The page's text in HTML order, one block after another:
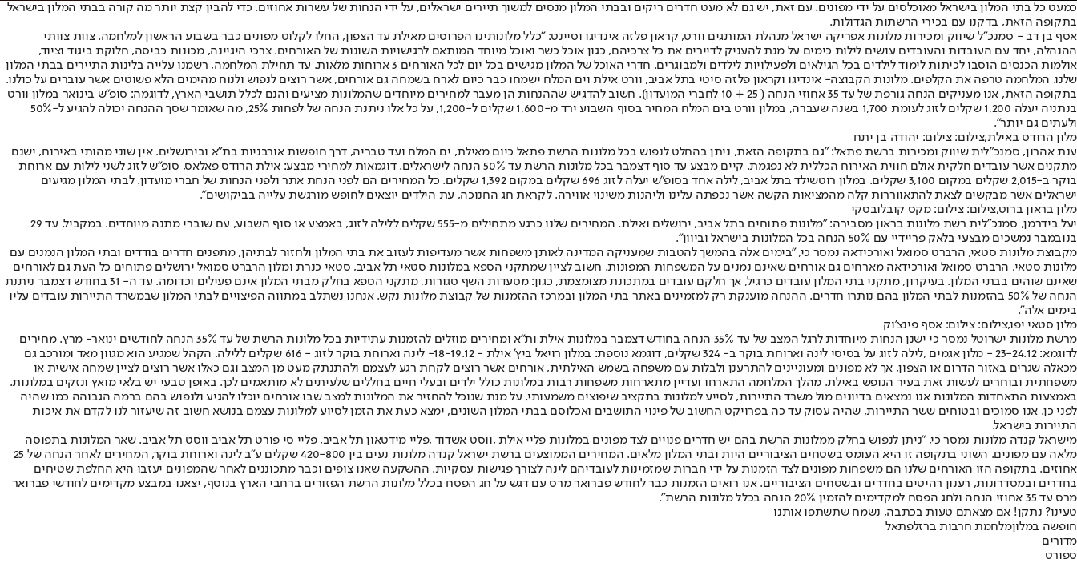
כמעט כל בתי המלון בישראל מאוכלסים על ידי מפונים. עם זאת, יש גם לא מעט חדרים ריקים ובבתי המלון מנסים למשוך תיירים ישראלים, על ידי הנחות של עשרות אחוזים. כדי להבין קצת יותר מה קורה בבתי המלון בישראל
בתקופה הזאת, בדקנו עם בכירי הרשתות הגדולות.
אסף בן דב - סמנכ"ל שיווק ומכירות מלונות אפריקה ישראל מנהלת המותגים וורט, קראון פלזה אינדיגו וסיינט: "כלל מלונותינו הפרוסים מאילת עד הצפון, החלו לקלוט מפונים כבר בשבוע הראשון למלחמה. צוות צוותי
ההנהלה, יחד עם העובדות והעובדים עושים לילות כימים על מנת להעניק לדיירים את כל צרכיהם, כגון אוכל כשר ואוכל מיוחד המותאם לרגישויות השונות של האורחים. צרכי היגיינה, מכונות כביסה, חלוקת ביגוד וציוד,
אולמות הכנסים הוסבו לכיתות לימוד לילדים בכל הגילאים ולפעילויות לילדים ולמבוגרים. חדרי האוכל של המלון מגישים בכל יום לכל האורחים 3 ארוחות מלאות. עד תחילת המלחמה, רשמנו עלייה בלינות התיירים בבתי המלון
שלנו. המלחמה טרפה את הקלפים. מלונות הקבוצה- אינדיגו וקראון פלזה סיטי בתל אביב, וורט אילת וים המלח ישמחו כבר כיום לארח בשמחה גם אורחים, אשר רוצים לנפוש ולנוח מהימים הלא פשוטים אשר עוברים על כולנו.
בתקופה הזאת, אנו מעניקים הנחה גורפת של עד 35 אחוזי הנחה ( 25 + 10 לחברי המועדון). חשוב להדגיש שההנחות הן מעבר למחירים מיוחדים שהמלונות מציעים והנם לכלל תושבי הארץ, לדוגמה: סופ"ש בינואר במלון וורט
בנתניה יעלה 1,200 שקלים לזוג לעומת 1,700 בשנה שעברה, במלון וורט בים המלח המחיר בסוף השבוע ירד מ-1,600 שקלים ל-1,200, על כל אלו ניתנת הנחה של לפחות 25%, מה שאומר שסך ההנחה יכולה להגיע ל-50%
ולעתים גם יותר".
מלון הרודס באילת,צילום: צילום: יהודה בן יתח
ענת אהרון, סמנכ"לית שיווק ומכירות ברשת פתאל: "גם בתקופה הזאת, ניתן בהחלט לנפוש בכל מלונות הרשת פתאל כיום מאילת, ים המלח ועד טבריה, דרך חופשות אורבניות בת"א ובירושלים. אין שוני מהותי באירוח, ישנם
מתקנים אשר עובדים חלקית אולם חווית האירוח הכללית לא נפגמת. קיים מבצע עד סוף דצמבר בכל מלונות הרשת עד 50% הנחה לישראלים. דוגמאות למחירי מבצע: אילת הרודס פאלאס, סופ"ש לזוג לשני לילות עם ארוחת
בוקר ב-2,015 שקלים במקום 3,100 שקלים. במלון רוטשילד בתל אביב, לילה אחד בסופ"ש יעלה לזוג 696 שקלים במקום 1,392 שקלים. כל המחירים הם לפני הנחת אתר ולפני הנחות של חברי מועדון. לבתי המלון מגיעים
ישראלים אשר מבקשים לצאת להתאווררות קלה מהמציאות הקשה אשר נכפתה עלינו וליהנות משינוי אווירה. לקראת חג החנוכה, עת הילדים יוצאים לחופש מורגשת עלייה בביקושים".
מלון בראון ברוט,צילום: צילום: מקס קובלובסקי
יעל בידרמן, סמנכ"לית רשת מלונות בראון מסבירה: "מלונות פתוחים בתל אביב, ירושלים ואילת. המחירים שלנו כרגע מתחילים מ-555 שקלים ללילה לזוג, באמצע או סוף השבוע, עם שוברי מתנה מיוחדים. במקביל, עד 29
בנובמבר נמשכים מבצעי בלאק פריידיי עם 50% הנחה בכל המלונות בישראל וביוון".
מקבוצת מלונות סטאי, הרברט סמואל ואורכידאה נמסר כי, "בימים אלה בהמשך להטבות שמעניקה המדינה לאותן משפחות אשר מעדיפות לעזוב את בתי המלון ולחזור לבתיהן, מתפנים חדרים בודדים ובתי המלון הנמנים עם
מלונות סטאי, הרברט סמואל ואורכידאה מארחים גם אורחים שאינם נמנים על המשפחות המפונות. חשוב לציין שמתקני הספא במלונות סטאי תל אביב, סטאי כנרת ומלון הרברט סמואל ירושלים פתוחים כל העת גם לאורחים
שאינם שוהים בבתי המלון. בעיקרון, מתקני בתי המלון עובדים כרגיל, אך חלקם עובדים במתכונת מצומצמת, כגון: מסעדות השף סגורות, מתקני הספא בחלק מבתי המלון אינם פעילים וכדומה. עד ה- 31 בחודש דצמבר ניתנת
הנחה של 50% בהזמנות לבתי המלון בהם נותרו חדרים. ההנחה מוענקת רק למזמינים באתר בתי המלון ובמרכז ההזמנות של קבוצת מלונות נקש. אנחנו נשתלב במתווה הפיצויים לבתי המלון שבמשרד התיירות עובדים עליו
בימים אלה".
מלון סטאי יפו,צילום: צילום: אסף פינצ'וק
מרשת מלונות ישרוטל נמסר כי ישנן הנחות מיוחדות לרגל המצב של עד 35% הנחה בחודש דצמבר במלונות אילת ות"א ומחירים מוזלים להזמנות עתידיות בכל מלונות הרשת של עד 35% הנחה לחודשים ינואר- מרץ. מחירים
לדוגמא: 23-24.12 - מלון אגמים ,לילה לזוג על בסיסי לינה וארוחת בוקר ב- 324 שקלים, דוגמא נוספת: במלון רויאל ביץ' אילת - 18-19.12- לינה וארוחת בוקר לזוג - 616 שקלים ללילה. הקהל שמגיע הוא מגוון מאד ומורכב גם
מכאלה שגרים באזור הדרום או הצפון, אך לא מפונים ומעוניינים להתרענן ולבלות עם משפחה בשמש האילתית, אורחים אשר רוצים לקחת רגע לעצמם ולהתנתק מעט מן המצב וגם כאלו אשר רוצים לציין שמחה אישית או
משפחתית ובוחרים לעשות זאת בעיר הנופש באילת. מהלך המלחמה התארחו ועדיין מתארחות משפחות רבות במלונות כולל ילדים ובעלי חיים בחללים שלעיתים לא מותאמים לכך. באופן טבעי יש בלאי מואץ ונזקים במלונות.
באמצעות התאחדות המלונות אנו נמצאים בדיונים מול משרד התיירות, לסייע למלונות בתקציב שיפוצים משמעותי, על מנת שנוכל להחזיר את המלונות למצב שבו אורחים יוכלו להגיע ולנפוש בהם ברמה הגבוהה כמו שהיה
לפני כן. אנו סמוכים ובטוחים ששר התיירות, שהיה עסוק עד כה בפרויקט החשוב של פינוי התושבים ואכלוסם בבתי המלון השונים, ימצא כעת את הזמן לסיוע למלונות עצמם בנושא חשוב זה שיעזור לנו לקדם את איכות
התיירות בישראל.
מישראל קנדה מלונות נמסר כי, "ניתן לנפוש בחלק ממלונות הרשת בהם יש חדרים פנויים לצד מפונים במלונות פליי אילת ,ווסט אשדוד ,פליי מידטאון תל אביב, פליי סי פורט תל אביב ווסט תל אביב. שאר המלונות בתפוסה
מלאה עם מפונים. השוני בתקופה זו היא העומס בשטחים הציבוריים היות ובתי המלון מלאים. המחירים הממוצעים ברשת ישראל קנדה מלונות נעים בין 420-800 שקלים ע״ב לינה וארוחת בוקר, המחירים לאחר הנחה של 25
אחוזים. בתקופה הזו האורחים שלנו הם משפחות מפונים לצד הזמנות על ידי חברות שמזמינות לעובדיהם לינה לצורך פגישות עסקיות. ההשקעה שאנו צופים וכבר מתכוננים לאחר שהמפונים יעזבו היא החלפת שטיחים
בחדרים ובמסדרונות, רענון רהיטים בחדרים ובשטחים הציבוריים. אנו רואים הזמנות כבר לחודש פברואר מרס עם דגש על חג הפסח בכלל מלונות הרשת הפזורים ברחבי הארץ בנוסף, יצאנו במבצע מקדימים לחודשי פברואר
מרס עד 35 אחוזי הנחה ולחג הפסח למקדימים להזמין 20% הנחה בכלל מלונות הרשת".
טעינו? נתקן! אם מצאתם טעות בכתבה, נשמח שתשתפו אותנו
חופשה במלוןמלחמת חרבות ברזלפתאל
מדורים
ספורט